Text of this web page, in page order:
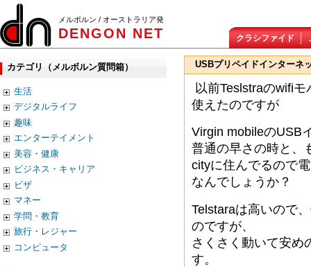
メルボルン / オーストラリア発
DENGON NET クラシファイド
カテゴリ（メルボルン質問箱）
生活
デジタルライフ
趣味
エンターテイメント
美容・健康
ビジネス・キャリア
ビザ
マネー
学問・教育
旅行・レジャー
コンピュータ
USBプリペイドインターネ
以前Teslstraのwifi
使えたのですが
Virgin mobileのUSB
普通の早さの時と、
cityに住んでるので
なんでしょうか？
Telstaraは高いので
のですが、
さくさく動いて安め
す。